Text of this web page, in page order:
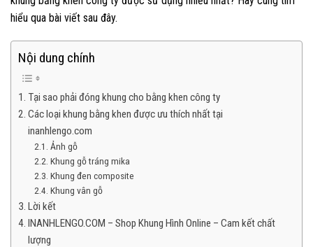
hiểu qua bài viết sau đây.
Nội dung chính
Tại sao phải đóng khung cho bằng khen công ty
Các loại khung bằng khen được ưu thích nhất tại
inanhlengo.com
Ảnh gỗ
Khung gỗ tráng mika
Khung đen composite
Khung vân gỗ
Lời kết
INANHLENGO.COM – Shop Khung Hình Online – Cam kết chất
lượng